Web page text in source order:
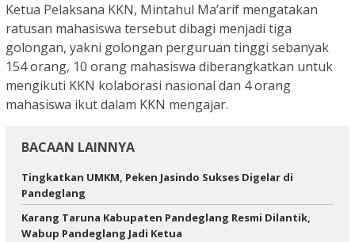
Ketua Pelaksana KKN, Mintahul Ma’arif mengatakan
ratusan mahasiswa tersebut dibagi menjadi tiga
golongan, yakni golongan perguruan tinggi sebanyak
154 orang, 10 orang mahasiswa diberangkatkan untuk
mengikuti KKN kolaborasi nasional dan 4 orang
mahasiswa ikut dalam KKN mengajar.
BACAAN LAINNYA
Tingkatkan UMKM, Peken Jasindo Sukses Digelar di
Pandeglang
Karang Taruna Kabupaten Pandeglang Resmi Dilantik,
Wabup Pandeglang Jadi Ketua